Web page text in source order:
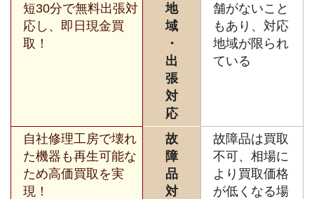
短30分で無料出張対
応し、即日現金買
取！
地
域
・
出
張
対
応
舗がないこと
もあり、対応
地域が限られ
ている
自社修理工房で壊れ
た機器も再生可能な
ため高価買取を実
現！
故
障
品
対
故障品は買取
不可、相場に
より買取価格
が低くなる場